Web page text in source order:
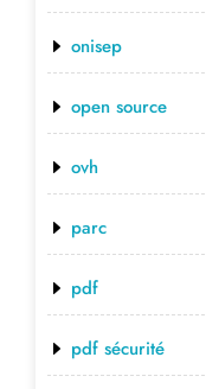
onisep
open source
ovh
parc
pdf
pdf sécurité